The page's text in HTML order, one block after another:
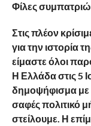
Φίλες
Στις πλέον
για την ιστορία
είμαστε όλοι
Η Ελλάδα στις 5
δημοψήφισμα με
σαφές πολιτικό
στείλουμε. Η